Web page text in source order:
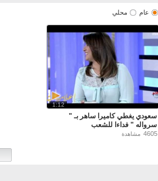
عام محلي
1:12
سعودي يغطي كاميرا ساهر بـ "
سرواله " فداءا للشعب
4605 مشاهدة